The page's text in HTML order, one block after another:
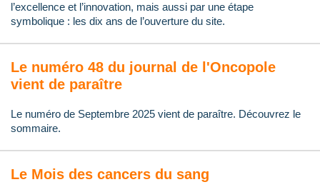
l’excellence et l’innovation, mais aussi par une étape
symbolique : les dix ans de l’ouverture du site.
Le numéro 48 du journal de l'Oncopole
vient de paraître
Le numéro de Septembre 2025 vient de paraître. Découvrez le
sommaire.
Le Mois des cancers du sang